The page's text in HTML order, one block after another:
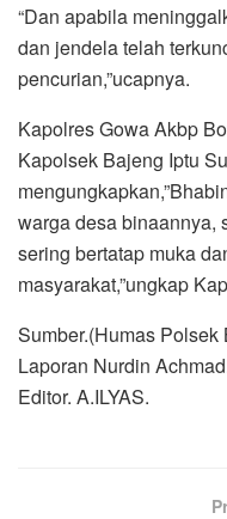
“Dan apabila
dan jendela telah
pencurian,”ucapnya.
Kapolres Gowa Akbp
Kapolsek Bajeng Iptu
warga desa binaannya,
sering bertatap muka
masyarakat,”ungkap
Sumber.(Humas Polsek
Laporan Nurdin
Editor. A.ILYAS.